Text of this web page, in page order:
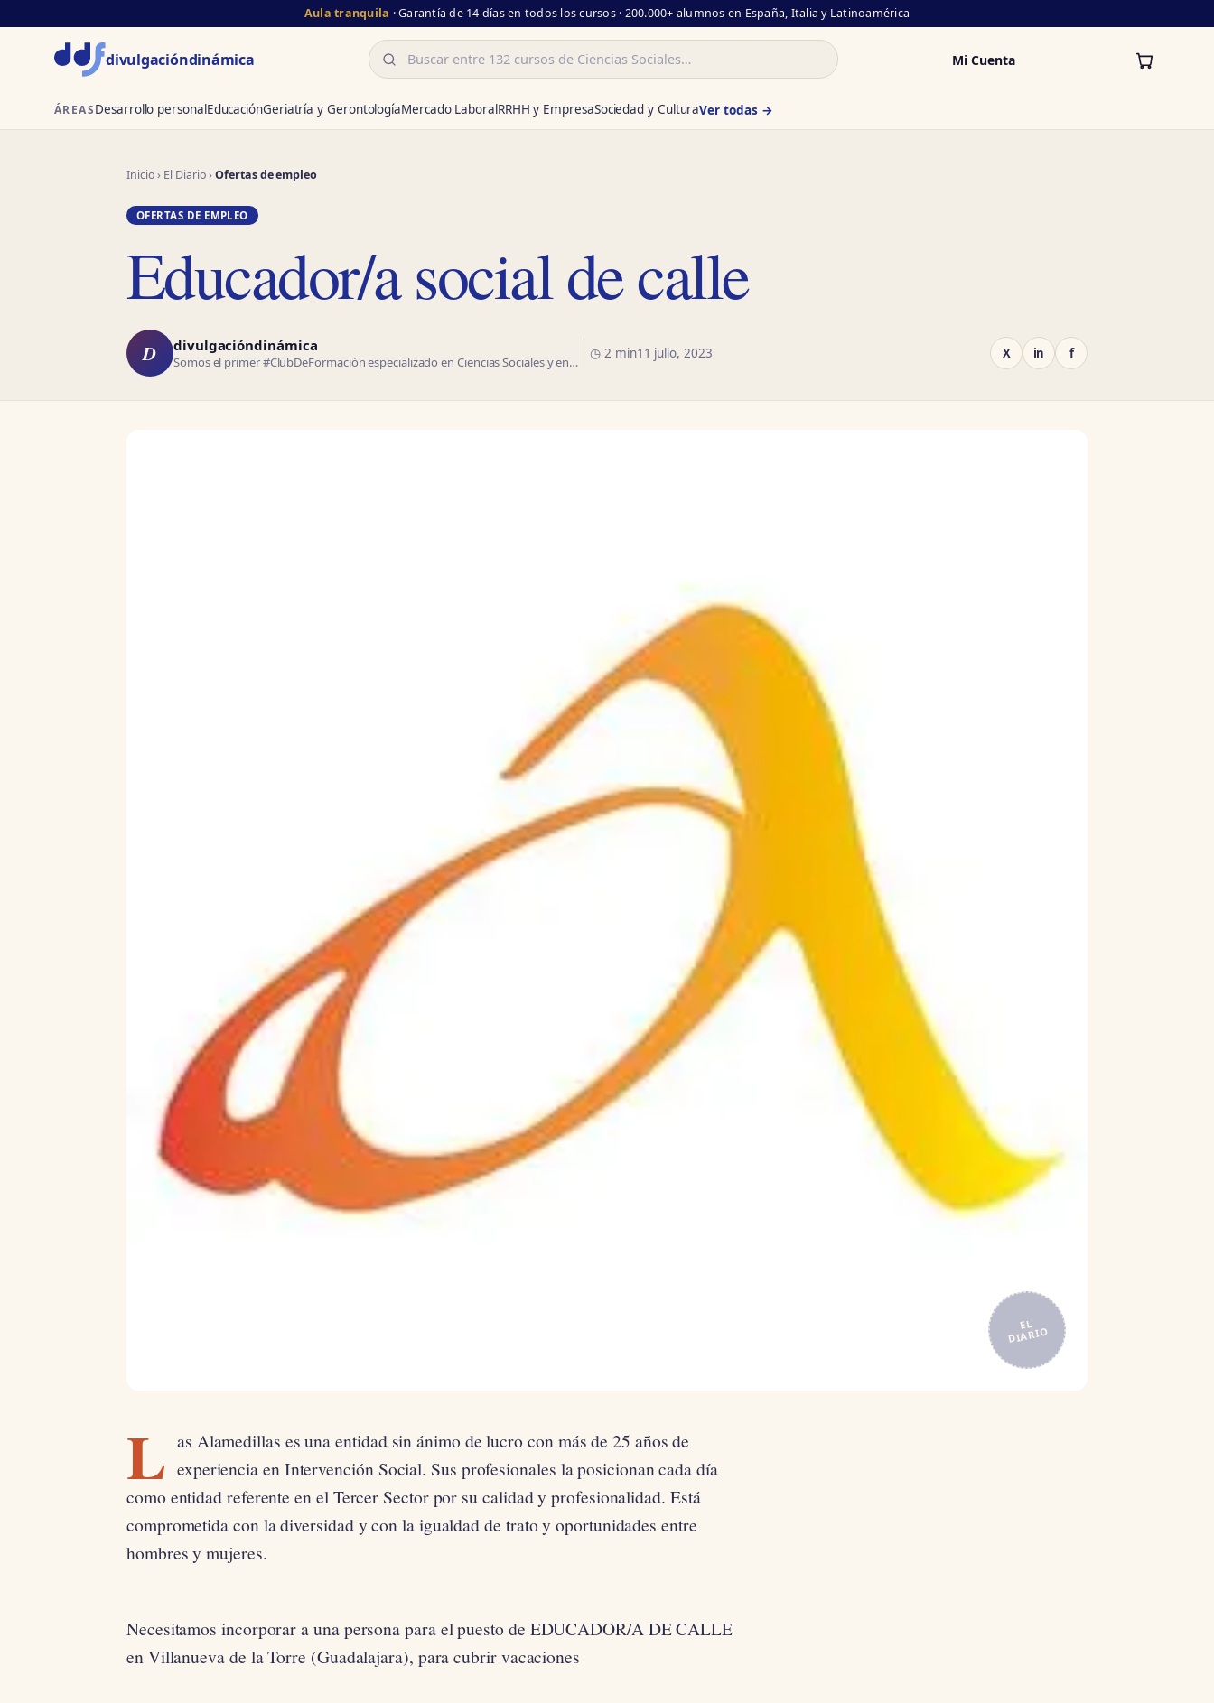
Aula tranquila · Garantía de 14 días en todos los cursos · 200.000+ alumnos en España, Italia y Latinoamérica
divulgacióndinámica Buscar Mi Cuenta
ÁREASDesarrollo personalEducaciónGeriatría y GerontologíaMercado LaboralRRHH y EmpresaSociedad y CulturaVer todas →
Inicio› El Diario›Ofertas de empleo
OFERTAS DE EMPLEO
Educador/a social de calle
D divulgacióndinámica
Somos el primer #ClubDeFormación especializado en Ciencias Sociales y en…
◷ 2 min11 julio, 2023 X in f
EL
DIARIO
L as Alamedillas es una entidad sin ánimo de lucro con más de 25 años de
experiencia en Intervención Social. Sus profesionales la posicionan cada día
como entidad referente en el Tercer Sector por su calidad y profesionalidad. Está
comprometida con la diversidad y con la igualdad de trato y oportunidades entre
hombres y mujeres.
Necesitamos incorporar a una persona para el puesto de EDUCADOR/A DE CALLE
en Villanueva de la Torre (Guadalajara), para cubrir vacaciones